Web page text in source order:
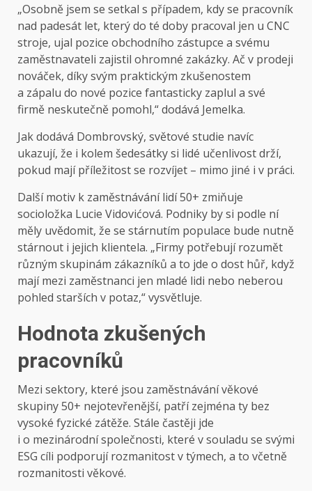
„Osobně jsem se setkal s případem, kdy se pracovník
nad padesát let, který do té doby pracoval jen u CNC
stroje, ujal pozice obchodního zástupce a svému
zaměstnavateli zajistil ohromné zakázky. Ač v prodeji
nováček, díky svým praktickým zkušenostem
a zápalu do nové pozice fantasticky zaplul a své
firmě neskutečně pomohl,“ dodává Jemelka.
Jak dodává Dombrovský, světové studie navíc
ukazují, že i kolem šedesátky si lidé učenlivost drží,
pokud mají příležitost se rozvíjet – mimo jiné i v práci.
Další motiv k zaměstnávání lidí 50+ zmiňuje
socioložka Lucie Vidovićová. Podniky by si podle ní
měly uvědomit, že se stárnutím populace bude nutně
stárnout i jejich klientela. „Firmy potřebují rozumět
různým skupinám zákazníků a to jde o dost hůř, když
mají mezi zaměstnanci jen mladé lidi nebo neberou
pohled starších v potaz,“ vysvětluje.
Hodnota zkušených
pracovníků
Mezi sektory, které jsou zaměstnávání věkové
skupiny 50+ nejotevřenější, patří zejména ty bez
vysoké fyzické zátěže. Stále častěji jde
i o mezinárodní společnosti, které v souladu se svými
ESG cíli podporují rozmanitost v týmech, a to včetně
rozmanitosti věkové.